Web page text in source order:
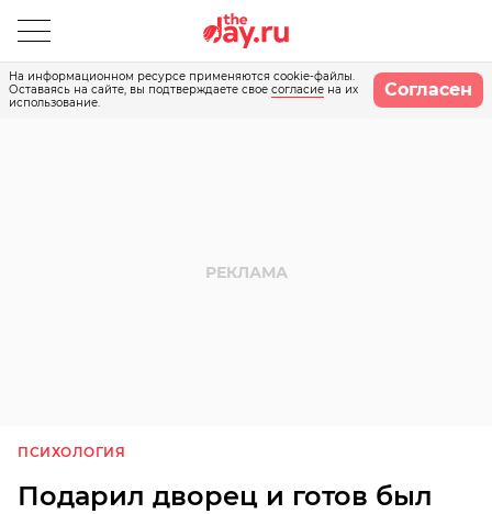
На информационном ресурсе применяются cookie-файлы.
Оставаясь на сайте, вы подтверждаете свое согласие на их
использование.
Согласен
ПСИХОЛОГИЯ
Подарил дворец и готов был